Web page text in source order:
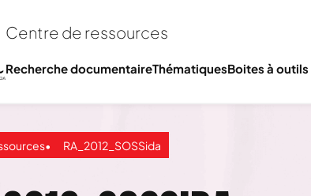
Centre de ressources
Recherche documentaireThématiquesBoites à outils
RA_2012_SOSSida